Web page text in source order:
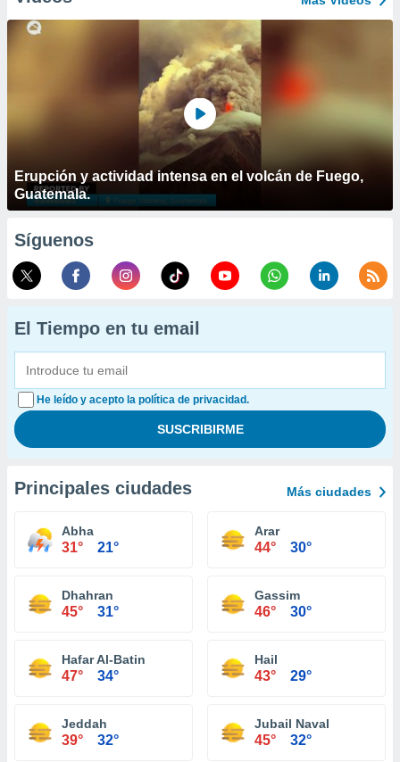
Erupción y actividad intensa en el volcán de Fuego,
Guatemala.
Síguenos
El Tiempo en tu email
He leído y acepto la política de privacidad.
Principales ciudades Más ciudades
Abha
31° 21°
Arar
44° 30°
Dhahran
45° 31°
Gassim
46° 30°
Hafar Al-Batin
47° 34°
Hail
43° 29°
Jeddah
39° 32°
Jubail Naval
45° 32°